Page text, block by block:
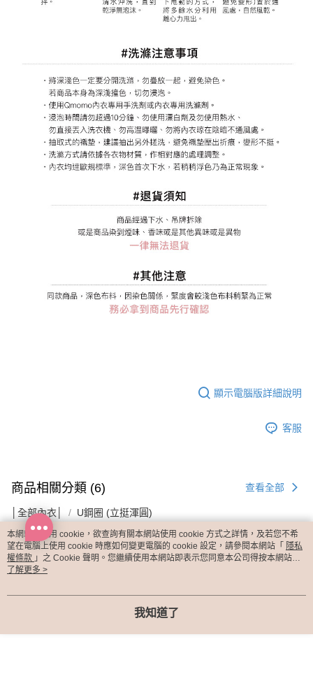
顯示電腦版詳細說明
客服
商品相關分類 (6) 查看全部
│全部內衣│ U鋼圈 (立挺渾圓)
人氣商品推薦
你可能有興趣的商品
本網站中使用 cookie，欲查詢有關本網站使用 cookie 方式之詳情，及若您不希
望在電腦上使用 cookie 時應如何變更電腦的 cookie 設定，請參閱本網站「 隱私
權條款 」之 Cookie 聲明。您繼續使用本網站即表示您同意本公司得按本網站使
用條款之 Cookie 聲明使用 cookie。
了解更多 >
我知道了